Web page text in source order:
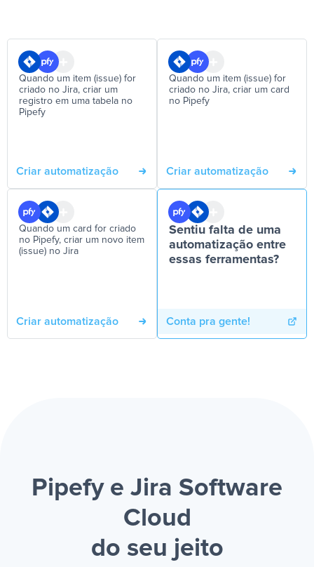
Quando um item (issue) for
criado no Jira, criar um
registro em uma tabela no
Pipefy
Criar automatização
Quando um item (issue) for
criado no Jira, criar um card
no Pipefy
Criar automatização
Quando um card for criado
no Pipefy, criar um novo item
(issue) no Jira
Criar automatização
Sentiu falta de uma
automatização entre
essas ferramentas?
Conta pra gente!
Pipefy e Jira Software
Cloud
do seu jeito